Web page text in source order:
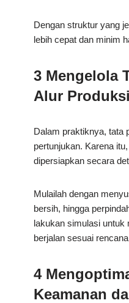
Dengan struktur yang
lebih cepat dan minim
3 Mengelola
Alur Produksi
Dalam praktiknya, tata
pertunjukan. Karena
dipersiapkan secara
Mulailah dengan
bersih, hingga
lakukan simulasi
berjalan sesuai
4
Keamanan